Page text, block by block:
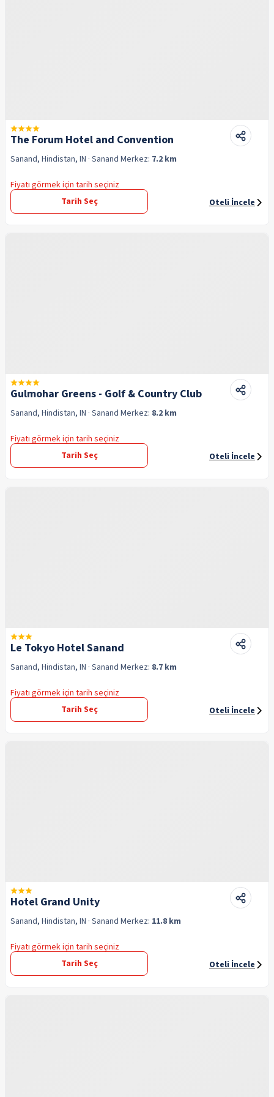
The Forum Hotel and Convention
Sanand, Hindistan, IN · Sanand Merkez: 7.2 km
Fiyatı görmek için tarih seçiniz
Tarih Seç
Oteli İncele
Gulmohar Greens - Golf & Country Club
Sanand, Hindistan, IN · Sanand Merkez: 8.2 km
Fiyatı görmek için tarih seçiniz
Tarih Seç
Oteli İncele
Le Tokyo Hotel Sanand
Sanand, Hindistan, IN · Sanand Merkez: 8.7 km
Fiyatı görmek için tarih seçiniz
Tarih Seç
Oteli İncele
Hotel Grand Unity
Sanand, Hindistan, IN · Sanand Merkez: 11.8 km
Fiyatı görmek için tarih seçiniz
Tarih Seç
Oteli İncele